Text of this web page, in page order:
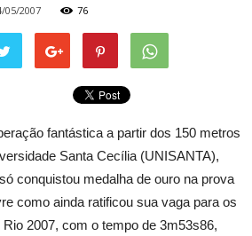
05/2007 76
fantástica a partir dos 150 metros
Santa Cecília (UNISANTA),
conquistou medalha de ouro na prova
como ainda ratificou sua vaga para os
2007, com o tempo de 3m53s86,